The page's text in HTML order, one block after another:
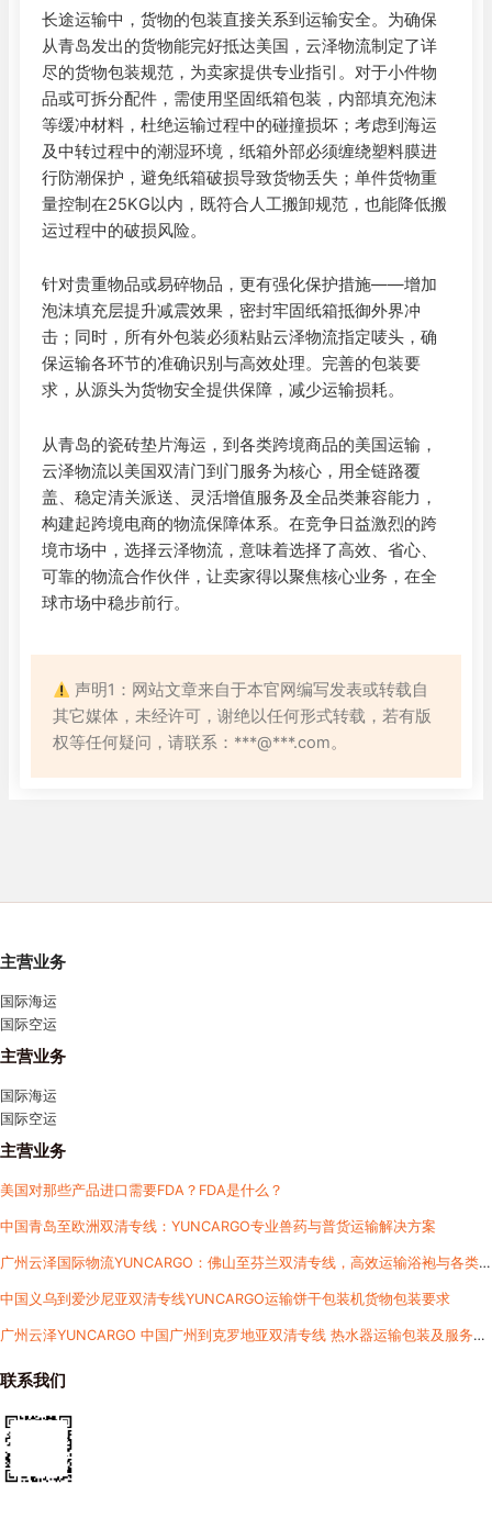
长途运输中，货物的包装直接关系到运输安全。为确保
从青岛发出的货物能完好抵达美国，云泽物流制定了详
尽的货物包装规范，为卖家提供专业指引。对于小件物
品或可拆分配件，需使用坚固纸箱包装，内部填充泡沫
等缓冲材料，杜绝运输过程中的碰撞损坏；考虑到海运
及中转过程中的潮湿环境，纸箱外部必须缠绕塑料膜进
行防潮保护，避免纸箱破损导致货物丢失；单件货物重
量控制在25KG以内，既符合人工搬卸规范，也能降低搬
运过程中的破损风险。
针对贵重物品或易碎物品，更有强化保护措施——增加
泡沫填充层提升减震效果，密封牢固纸箱抵御外界冲
击；同时，所有外包装必须粘贴云泽物流指定唛头，确
保运输各环节的准确识别与高效处理。完善的包装要
求，从源头为货物安全提供保障，减少运输损耗。
从青岛的瓷砖垫片海运，到各类跨境商品的美国运输，
云泽物流以美国双清门到门服务为核心，用全链路覆
盖、稳定清关派送、灵活增值服务及全品类兼容能力，
构建起跨境电商的物流保障体系。在竞争日益激烈的跨
境市场中，选择云泽物流，意味着选择了高效、省心、
可靠的物流合作伙伴，让卖家得以聚焦核心业务，在全
球市场中稳步前行。
声明1：网站文章来自于本官网编写发表或转载自
其它媒体，未经许可，谢绝以任何形式转载，若有版
权等任何疑问，请联系：***@***.com。
主营业务
国际海运
国际空运
主营业务
国际海运
国际空运
主营业务
美国对那些产品进口需要FDA？FDA是什么？
中国青岛至欧洲双清专线：YUNCARGO专业兽药与普货运输解决方案​
广州云泽国际物流YUNCARGO：佛山至芬兰双清专线，高效运输浴袍与各类
中国义乌到爱沙尼亚双清专线YUNCARGO运输饼干包装机货物包装要求
广州云泽YUNCARGO 中国广州到克罗地亚双清专线 热水器运输包装及服务详
联系我们